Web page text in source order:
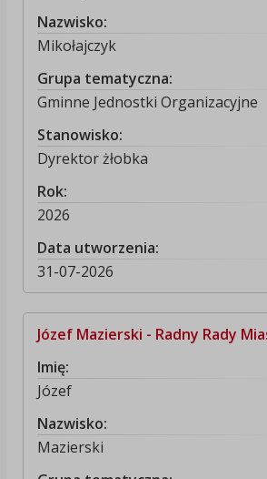
Nazwisko:
Mikołajczyk
Grupa tematyczna:
Gminne Jednostki Organizacyjne
Stanowisko:
Dyrektor żłobka
Rok:
2026
Data utworzenia:
31-07-2026
Józef Mazierski - Radny Rady
Imię:
Józef
Nazwisko:
Mazierski